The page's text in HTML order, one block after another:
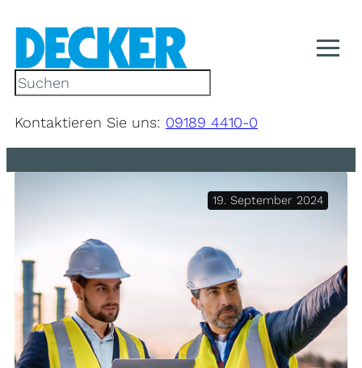
Inhalt
springen
S
u
c
h
Kontaktieren Sie uns: 09189 4410-0
19. September 2024